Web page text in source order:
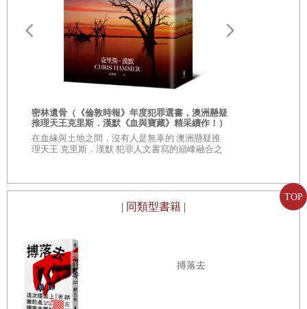
TOP
要播出了，他雖然在怒吼，但並未忘記指示攝影師調整鏡頭和上字幕
的時機。
「有赤松在，不會有問題的。」一旁的時間控制員輕鬆地說。坐在巨
漢森島旁邊，嬌小的她看起來就像森林中即將被獵殺的小松鼠。
赤松才進電視台不到三年，姓名又與嬰兒相近（譯註：日文中的「嬰
兒」，漢字寫為「赤坊」。），所以理所當然被冠上這個綽號。
圖結束與特別來賓的對談。這是他跟不喜歡的來賓談話，打算結束話
他不亢不卑地向全國數千萬觀眾宣布後，畫面便切換到分割鏡頭，出
現長坂等人在現場目送大藏省大臣離開的情形。隨著電子琴輕快的旋
律，畫面右側出現了節目的標誌。
密林遺骨（《倫敦時報》年度犯罪選書，澳洲懸疑
推理天王克里斯．漢默《血與寶藏》精采續作！）
在血緣與土地之間，沒有人是無辜的 澳洲懸疑推
理天王 克里斯．漢默 犯罪人文書寫的巔峰融合之
| 同類型書籍 |
搏落去